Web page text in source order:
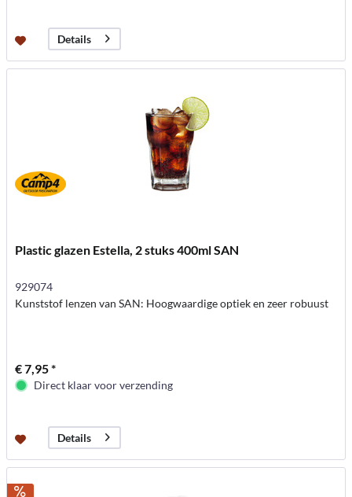
Details
Plastic glazen Estella, 2 stuks 400ml SAN
929074
Kunststof lenzen van SAN: Hoogwaardige optiek en zeer robuust
€ 7,95 *
Direct klaar voor verzending
Details